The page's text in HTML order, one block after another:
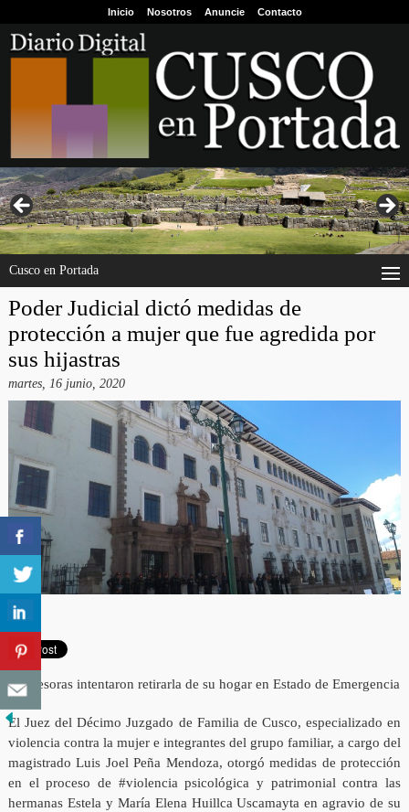
Inicio Nosotros Anuncie Contacto
Cusco en Portada
Poder Judicial dictó medidas de
protección a mujer que fue agredida por
sus hijastras
martes, 16 junio, 2020
• Agresoras intentaron retirarla de su hogar en Estado de Emergencia
El Juez del Décimo Juzgado de Familia de Cusco, especializado en
violencia contra la mujer e integrantes del grupo familiar, a cargo del
magistrado Luis Joel Peña Mendoza, otorgó medidas de protección
en el proceso de #violencia psicológica y patrimonial contra las
hermanas Estela y María Elena Huillca Uscamayta en agravio de su